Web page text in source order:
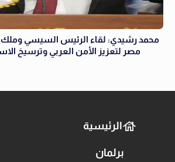
محمد رشيدي: لقاء الرئيس السيسي وملك
مصر لتعزيز الأمن العربي وترسيخ
الرئيسية
برلمان